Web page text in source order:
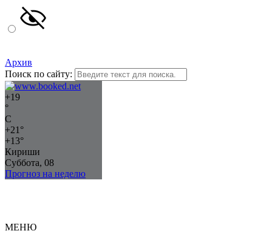
Архив
Поиск по сайту:
+19
°
C
+21°
+13°
Кириши
Суббота, 08
Прогноз на неделю
МЕНЮ